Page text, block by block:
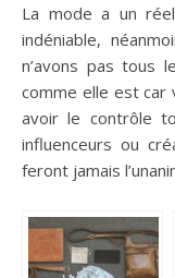
La mode a un
indéniable,
n’avons pas tous
comme elle est car
avoir le contrôle
influenceurs ou
feront jamais